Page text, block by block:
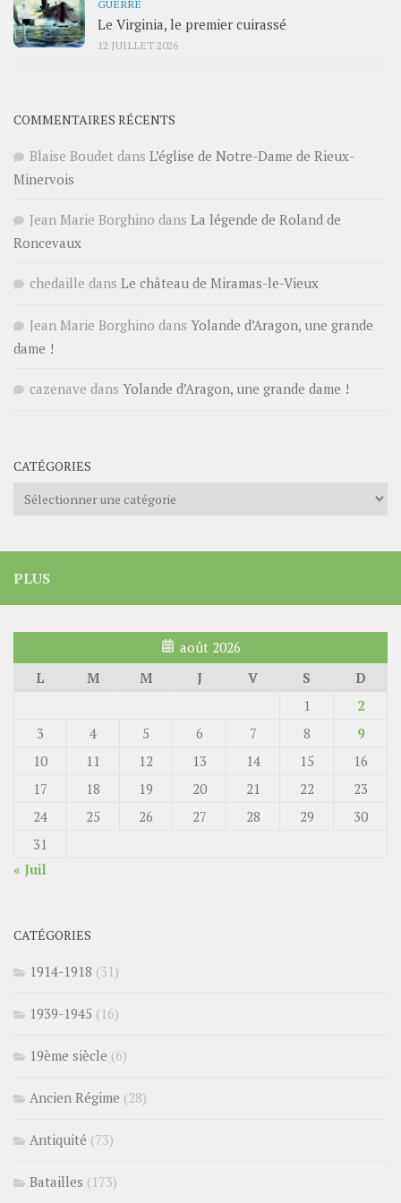
GUERRE
Le Virginia, le premier cuirassé
12 JUILLET 2026
COMMENTAIRES RÉCENTS
Blaise Boudet dans L’église de Notre-Dame de Rieux-
Minervois
Jean Marie Borghino dans La légende de Roland de
Roncevaux
chedaille dans Le château de Miramas-le-Vieux
Jean Marie Borghino dans Yolande d’Aragon, une grande
dame !
cazenave dans Yolande d’Aragon, une grande dame !
CATÉGORIES
Catégories
PLUS
août 2026
L
M M J V S
D
1
2
3
4 5 6 7 8
9
10
11 12 13 14 15
16
17
18 19 20 21 22
23
24
25 26 27 28 29
30
31
« Juil
CATÉGORIES
1914-1918 (31)
1939-1945 (16)
19ème siècle (6)
Ancien Régime (28)
Antiquité (73)
Batailles (173)